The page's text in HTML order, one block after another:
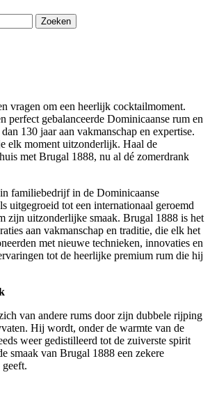
vragen om een heerlijk cocktailmoment.
perfect gebalanceerde Dominicaanse rum en
130 jaar aan vakmanschap en expertise.
elk moment uitzonderlijk. Haal de
met Brugal 1888, nu al dé zomerdrank
familiebedrijf in de Dominicaanse
uitgegroeid tot een internationaal geroemd
zijn uitzonderlijke smaak. Brugal 1888 is het
aan vakmanschap en traditie, die elk het
met nieuwe technieken, innovaties en
tot de heerlijke premium rum die hij
van andere rums door zijn dubbele rijping
Hij wordt, onder de warmte van de
weer gedistilleerd tot de zuiverste spirit
smaak van Brugal 1888 een zekere